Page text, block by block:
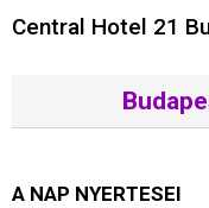
Central Hotel 21
A NAP NYERTESEI